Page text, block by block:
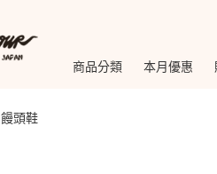
商品分類 本月優惠
饅頭鞋